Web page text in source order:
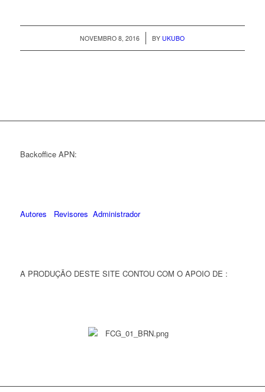
NOVEMBRO 8, 2016
/ BYUKUBO
Backoffice APN:
Autores Revisores Administrador
A PRODUÇÃO DESTE SITE CONTOU COM O APOIO DE :